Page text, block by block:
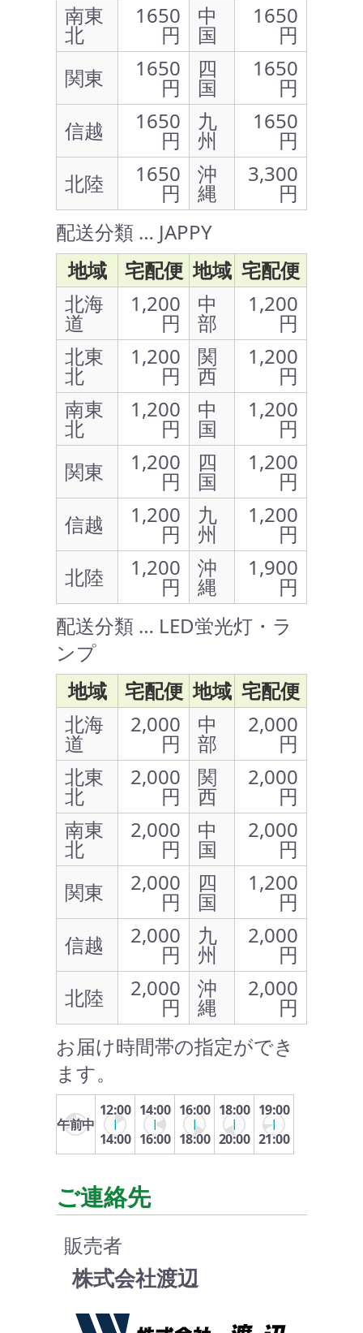
南東
北
1650
円
中
国
1650
円
関東
1650
円
四
国
1650
円
信越
1650
円
九
州
1650
円
北陸
1650
円
沖
縄
3,300
円
配送分類 … JAPPY
地域
宅配便 地域 宅配便
北海
道
1,200
円
中
部
1,200
円
北東
北
1,200
円
関
西
1,200
円
南東
北
1,200
円
中
国
1,200
円
関東
1,200
円
四
国
1,200
円
信越
1,200
円
九
州
1,200
円
北陸
1,200
円
沖
縄
1,900
円
配送分類 … LED蛍光灯・ラ
ンプ
地域
宅配便 地域 宅配便
北海
道
2,000
円
中
部
2,000
円
北東
北
2,000
円
関
西
2,000
円
南東
北
2,000
円
中
国
2,000
円
関東
2,000
円
四
国
1,200
円
信越
2,000
円
九
州
2,000
円
北陸
2,000
円
沖
縄
2,000
円
お届け時間帯の指定ができ
ます。
午前中
12:00
14:00
14:00
16:00
16:00
18:00
18:00
20:00
19:00
21:00
ご連絡先
販売者
株式会社渡辺